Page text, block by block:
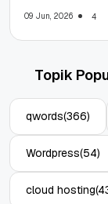
09 Jun, 2026 4
Topik
qwords(366)
Wordpress(54)
cloud hosting